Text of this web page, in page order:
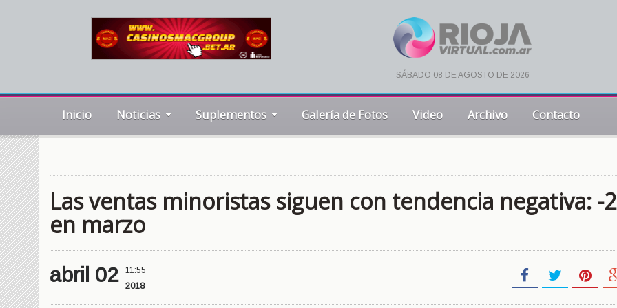
sábado 08 de agosto de 2026
Inicio Noticias Suplementos Galería de Fotos Video Archivo Contacto
Las ventas minoristas siguen con tendencia negativa: -
en marzo
abril 02 11:55
2018